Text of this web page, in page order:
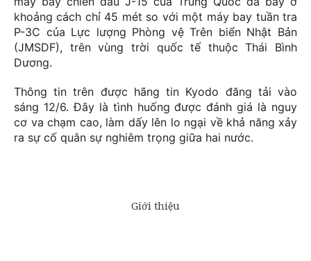
khoảng cách chỉ 45 mét so với một máy bay tuần tra
P-3C của Lực lượng Phòng vệ Trên biển Nhật Bản
(JMSDF), trên vùng trời quốc tế thuộc Thái Bình
Dương.
Thông tin trên được hãng tin Kyodo đăng tải vào
sáng 12/6. Đây là tình huống được đánh giá là nguy
cơ va chạm cao, làm dấy lên lo ngại về khả năng xảy
ra sự cố quân sự nghiêm trọng giữa hai nước.